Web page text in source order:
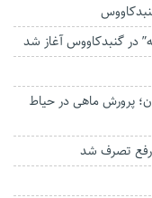
پرورش ماهی در حیاط